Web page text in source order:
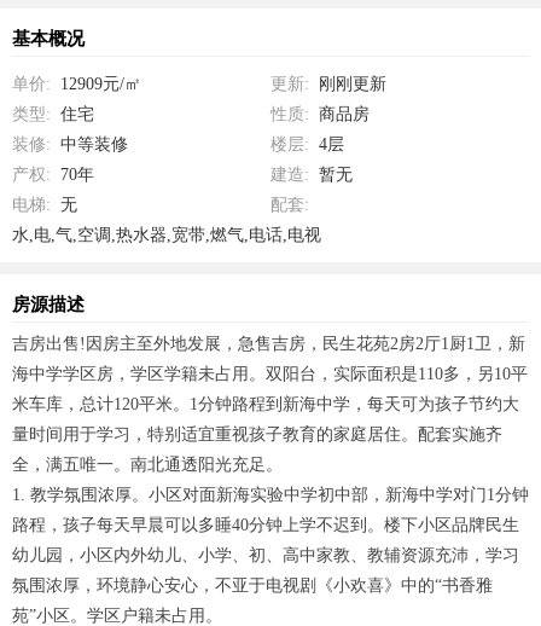
基本概况
单价: 12909元/㎡ 更新:
刚刚更新
类型: 住宅 性质: 商品房
装修: 中等装修 楼层: 4层
产权:
70年 建造: 暂无
电梯: 无
配套:
水,电,气,空调,热水器,宽带,燃气,电话,电视
房源描述
吉房出售!因房主至外地发展，急售吉房，民生花苑2房2厅1厨1卫，新
海中学学区房，学区学籍未占用。双阳台，实际面积是110多，另10平
米车库，总计120平米。1分钟路程到新海中学，每天可为孩子节约大
量时间用于学习，特别适宜重视孩子教育的家庭居住。配套实施齐
全，满五唯一。南北通透阳光充足。
1. 教学氛围浓厚。小区对面新海实验中学初中部，新海中学对门1分钟
路程，孩子每天早晨可以多睡40分钟上学不迟到。楼下小区品牌民生
幼儿园，小区内外幼儿、小学、初、高中家教、教辅资源充沛，学习
氛围浓厚，环境静心安心，不亚于电视剧《小欢喜》中的“书香雅
苑”小区。学区户籍未占用。